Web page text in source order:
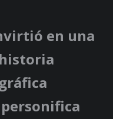
en una